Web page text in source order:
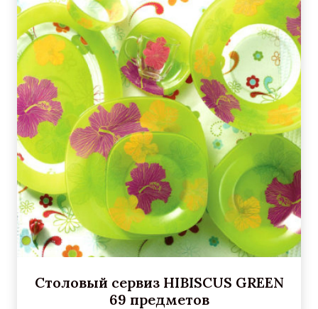
Столовый сервиз HIBISCUS GREEN
69 предметов